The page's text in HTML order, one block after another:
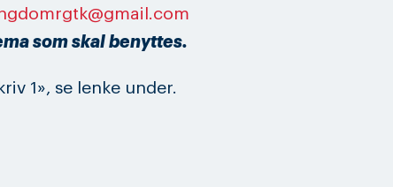
som skal benyttes.
1», se lenke under.